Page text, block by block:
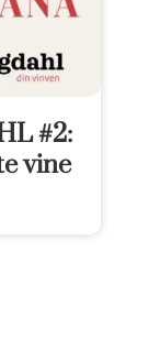
#2:
vine